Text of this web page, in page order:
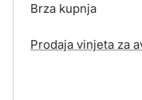
Brza kupnja
Prodaja vinjeta za